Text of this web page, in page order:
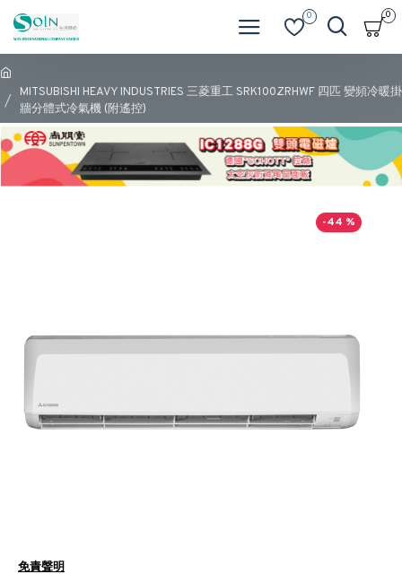
0 0
MITSUBISHI HEAVY INDUSTRIES 三菱重工 SRK100ZRHWF 四匹 變頻冷暖掛
牆分體式冷氣機 (附遙控)
-44 %
免責聲明